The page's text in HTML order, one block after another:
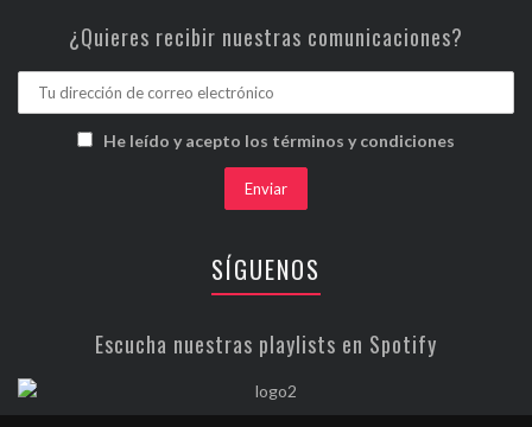
¿Quieres recibir nuestras comunicaciones?
He leído y acepto los términos y condiciones
SÍGUENOS
Escucha nuestras playlists en Spotify